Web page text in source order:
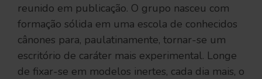
reunido em publicação. O grupo nasceu com
formação sólida em uma escola de conhecidos
cânones para, paulatinamente, tornar-se um
escritório de caráter mais experimental. Longe
de fixar-se em modelos inertes, cada dia mais, o